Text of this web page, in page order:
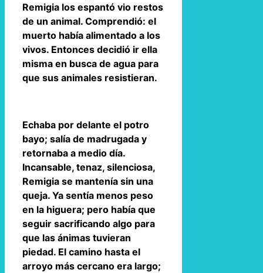
Remigia los espantó vio restos
de un animal. Comprendió: el
muerto había alimentado a los
vivos. Entonces decidió ir ella
misma en busca de agua para
que sus animales resistieran.
Echaba por delante el potro
bayo; salía de madrugada y
retornaba a medio día.
Incansable, tenaz, silenciosa,
Remigia se mantenía sin una
queja. Ya sentía menos peso
en la higuera; pero había que
seguir sacrificando algo para
que las ánimas tuvieran
piedad. El camino hasta el
arroyo más cercano era largo;